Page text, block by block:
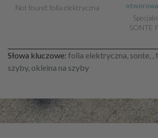
Not found: folia elektryczna
SONTE
Słowa kluczowe: folia elektryczna, sonte, ,
szyby, okleina na szyby